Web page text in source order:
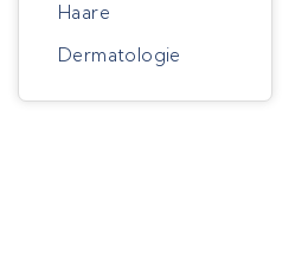
Haare
Dermatologie